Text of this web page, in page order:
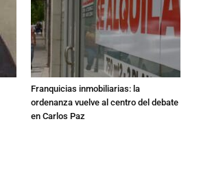
Franquicias inmobiliarias: la
ordenanza vuelve al centro del debate
en Carlos Paz